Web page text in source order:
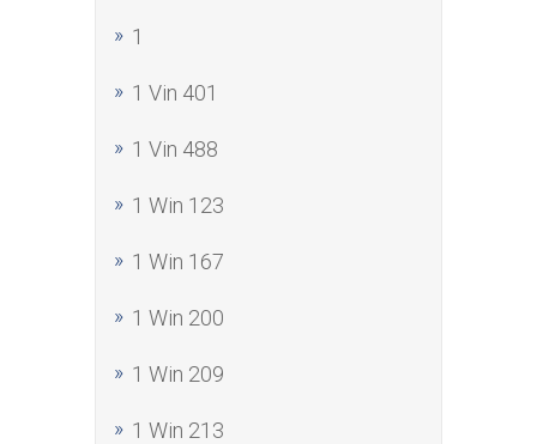
1
1 Vin 401
1 Vin 488
1 Win 123
1 Win 167
1 Win 200
1 Win 209
1 Win 213